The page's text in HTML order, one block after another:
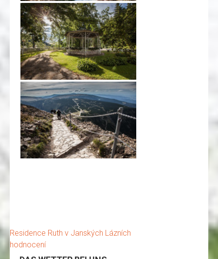
Residence Ruth v Janských Lázních
hodnocení